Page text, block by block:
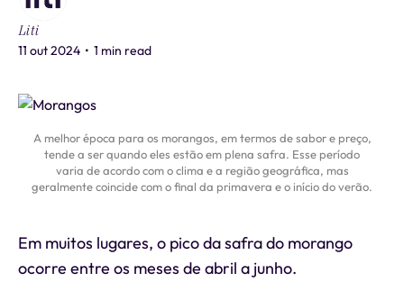
Liti
11 out 2024 • 1 min read
A melhor época para os morangos, em termos de sabor e preço,
tende a ser quando eles estão em plena safra. Esse período
varia de acordo com o clima e a região geográfica, mas
geralmente coincide com o final da primavera e o início do verão.
Em muitos lugares, o pico da safra do morango
ocorre entre os meses de abril a junho.